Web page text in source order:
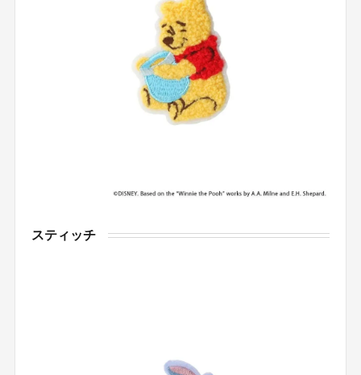
スティッチ